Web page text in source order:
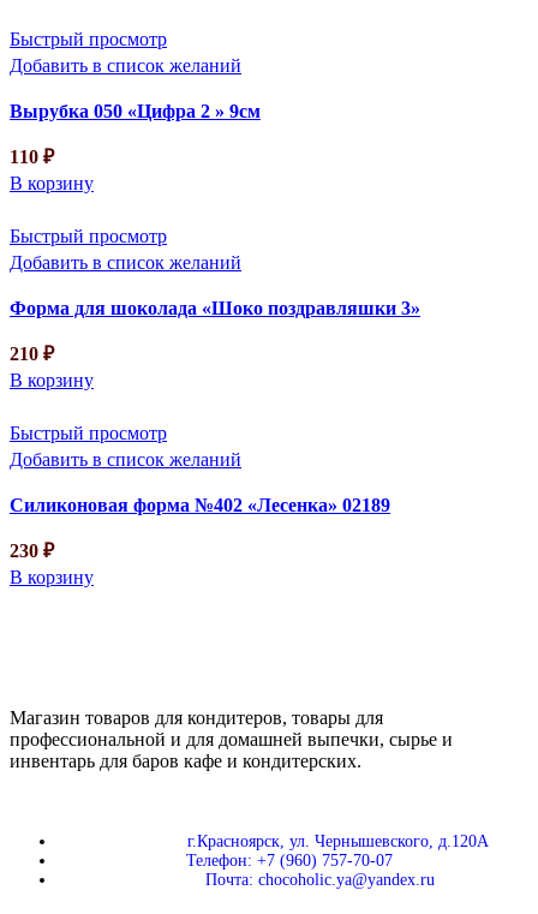
Быстрый просмотр
Добавить в список желаний
Вырубка 050 «Цифра 2 » 9см
110 ₽
В корзину
Быстрый просмотр
Добавить в список желаний
Форма для шоколада «Шоко поздравляшки 3»
210 ₽
В корзину
Быстрый просмотр
Добавить в список желаний
Силиконовая форма №402 «Лесенка» 02189
230 ₽
В корзину
Магазин товаров для кондитеров, товары для
профессиональной и для домашней выпечки, сырье и
инвентарь для баров кафе и кондитерских.
г.Красноярск, ул. Чернышевского, д.120А
Телефон: +7 (960) 757-70-07
Почта: chocoholic.ya@yandex.ru